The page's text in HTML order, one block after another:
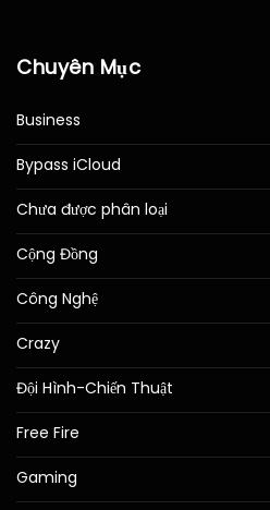
Chuyên Mục
Business
Bypass iCloud
Chưa được phân loại
Cộng Đồng
Công Nghệ
Crazy
Đội Hình-Chiến Thuật
Free Fire
Gaming